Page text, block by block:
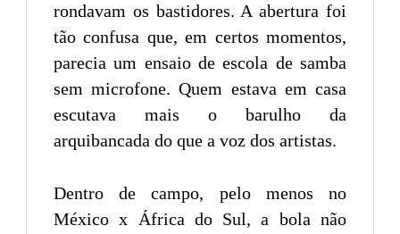
rondavam os bastidores. A abertura foi
tão confusa que, em certos momentos,
parecia um ensaio de escola de samba
sem microfone. Quem estava em casa
escutava mais o barulho da
arquibancada do que a voz dos artistas.
Dentro de campo, pelo menos no
México x África do Sul, a bola não